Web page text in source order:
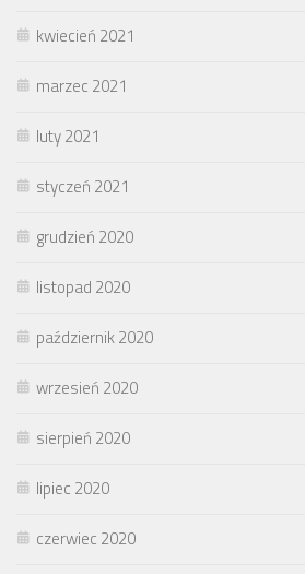
kwiecień 2021
marzec 2021
luty 2021
styczeń 2021
grudzień 2020
listopad 2020
październik 2020
wrzesień 2020
sierpień 2020
lipiec 2020
czerwiec 2020